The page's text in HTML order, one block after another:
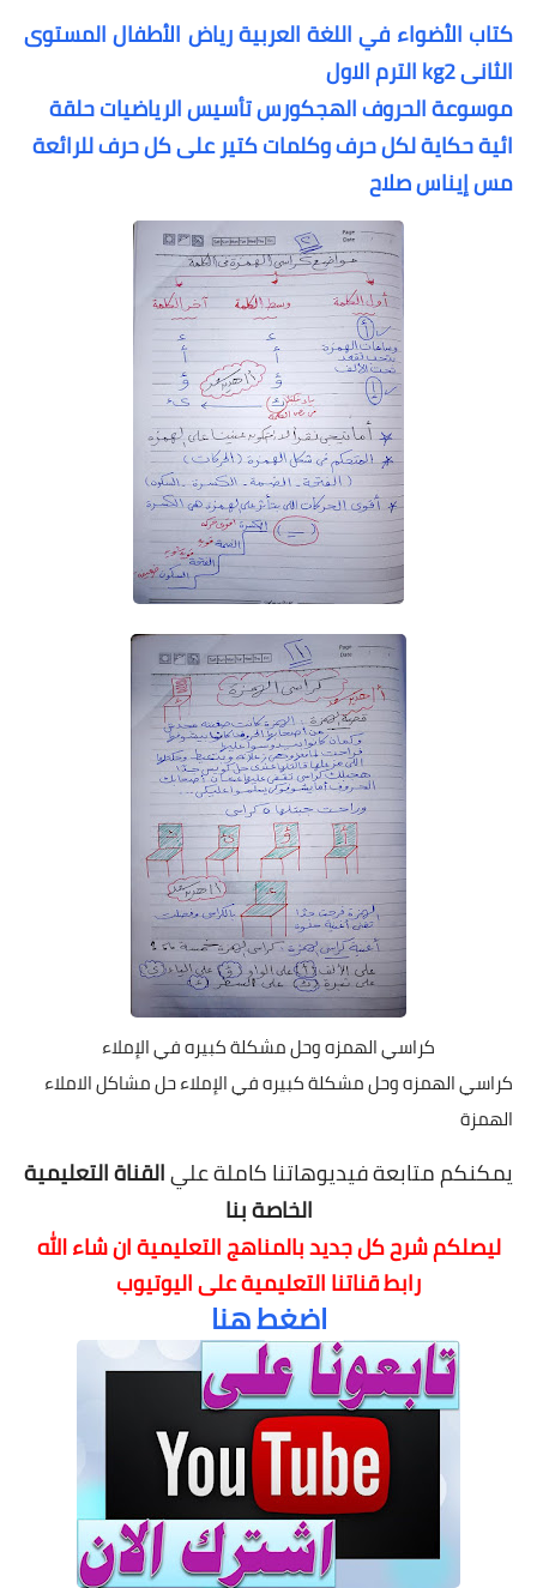
كتاب الأضواء في اللغة العربية رياض الأطفال المستوى
الثانى kg2 الترم الاول
موسوعة الحروف الهجكورس تأسيس الرياضيات حلقة
ائية حكاية لكل حرف وكلمات كتير على كل حرف للرائعة
مس إيناس صلاح
كراسي الهمزه وحل مشكلة كبيره في الإملاء
كراسي الهمزه وحل مشكلة كبيره في الإملاء حل مشاكل الاملاء
الهمزة
يمكنكم متابعة فيديوهاتنا كاملة عليالقناة التعليمية
الخاصة بنا
ليصلكم شرح كل جديد بالمناهج التعليميةان شاء الله
رابط قناتنا التعليمية على اليوتيوب
اضغط هنا